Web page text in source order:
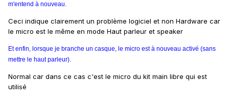
m'entend à nouveau.
Ceci indique clairement un problème logiciel et non Hardware car
le micro est le même en mode Haut parleur et speaker
Et enfin, lorsque je branche un casque, le micro est à nouveau activé (sans
mettre le haut parleur).
Normal car dans ce cas c'est le micro du kit main libre qui est
utilisé